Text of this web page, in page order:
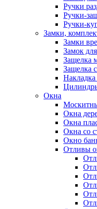
Ручки
Ручки-
Ручки-
Замки,
Замки
Замок
Защелка
Защелка
Окна
Окна
Окна
Окна со
Окно
Отливы